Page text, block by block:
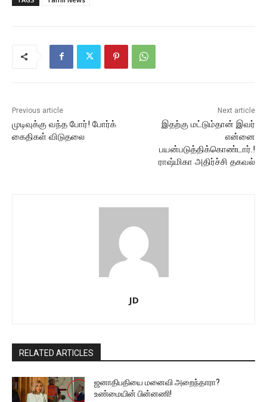
Previous article
முடிவுக்கு வந்த போர்! போர்க்
கைதிகள் விடுதலை
Next article
இதற்கு மட்டும்தான் இவர்
என்னை
பயன்படுத்திக்கொண்டார்.!
ராஷ்மிகா அதிர்ச்சி தகவல்
JD
RELATED ARTICLES
ஜனாதிபதியை மனைவி அறைந்தாரா?
உண்மையின் பின்னணி!